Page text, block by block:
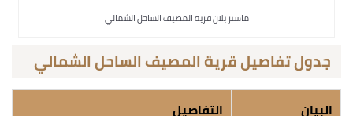
ماستر بلان قرية المصيف الساحل الشمالي
جدول تفاصيل قرية المصيف الساحل الشمالي
البيان التفاصيل